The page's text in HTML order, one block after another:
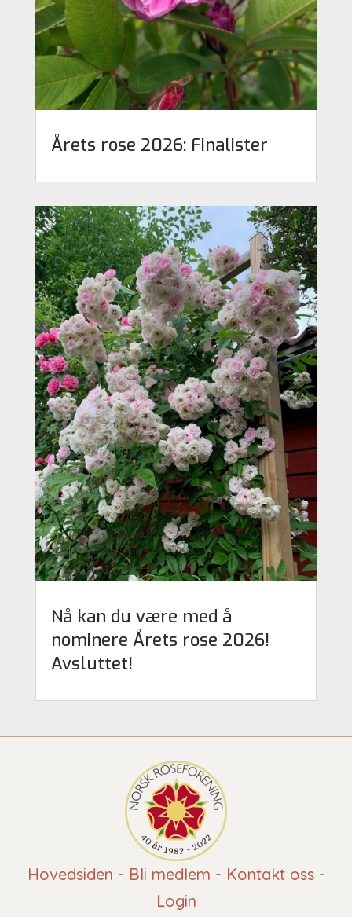
Årets rose 2026: Finalister
Nå kan du være med å
nominere Årets rose 2026!
Avsluttet!
Hovedsiden - Bli medlem - Kontakt oss-
Login